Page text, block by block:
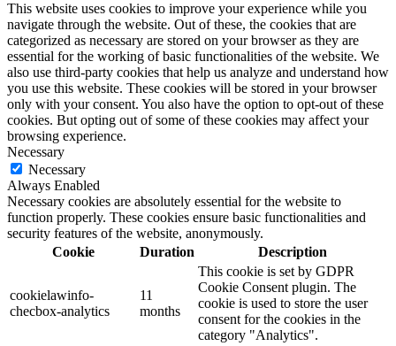
This website uses cookies to improve your experience while you
navigate through the website. Out of these, the cookies that are
categorized as necessary are stored on your browser as they are
essential for the working of basic functionalities of the website. We
also use third-party cookies that help us analyze and understand how
you use this website. These cookies will be stored in your browser
only with your consent. You also have the option to opt-out of these
cookies. But opting out of some of these cookies may affect your
browsing experience.
Necessary
Necessary
Always Enabled
Necessary cookies are absolutely essential for the website to
function properly. These cookies ensure basic functionalities and
security features of the website, anonymously.
Cookie
Duration Description
cookielawinfo-
checbox-analytics
11
months
This cookie is set by GDPR
Cookie Consent plugin. The
cookie is used to store the user
consent for the cookies in the
category "Analytics".